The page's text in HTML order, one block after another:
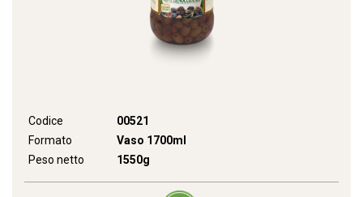
Codice
00521
Formato
Vaso 1700ml
Peso netto
1550g